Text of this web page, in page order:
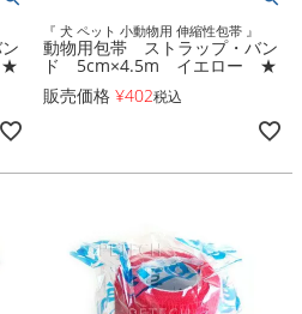
★
『 犬 ペット 小動物用 伸縮性包帯 』
動物用包帯 ストラップ・バン
ド 5cm×4.5m イエロー ★
販売価格 ¥402税込